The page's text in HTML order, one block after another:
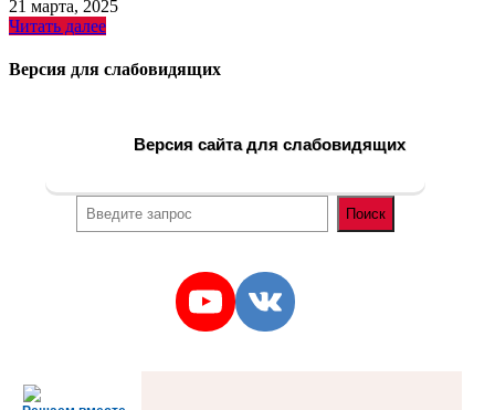
21 марта, 2025
Читать далее
Версия для слабовидящих
Версия сайта для слабовидящих
Поиск
YouTube
VK